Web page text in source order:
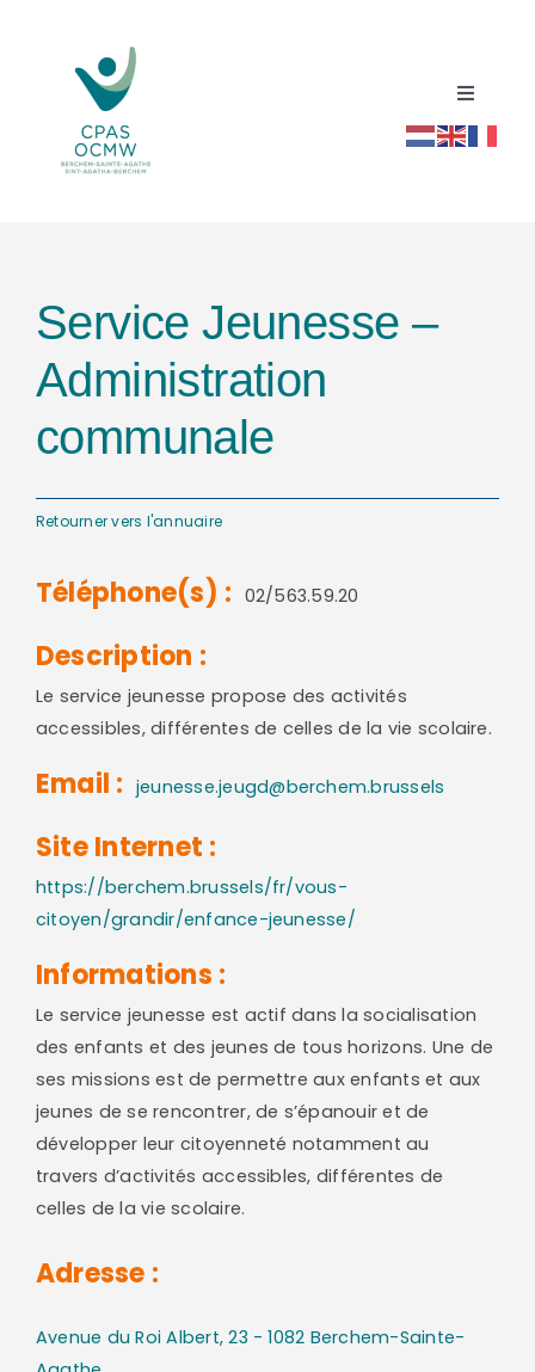
contenu
Toggle
Accueil
Actualités
Ressources
Service Jeunesse –
Administration
communale
Retourner vers l'annuaire
Téléphone(s) : 02/563.59.20
Description :
Le service jeunesse propose des activités
accessibles, différentes de celles de la vie scolaire.
Email : jeunesse.jeugd@berchem.brussels
Site Internet :
https://berchem.brussels/fr/vous-
citoyen/grandir/enfance-jeunesse/
Informations :
Le service jeunesse est actif dans la socialisation
des enfants et des jeunes de tous horizons. Une de
ses missions est de permettre aux enfants et aux
jeunes de se rencontrer, de s’épanouir et de
développer leur citoyenneté notamment au
travers d’activités accessibles, différentes de
celles de la vie scolaire.
Adresse :
Avenue du Roi Albert, 23 - 1082 Berchem-Sainte-